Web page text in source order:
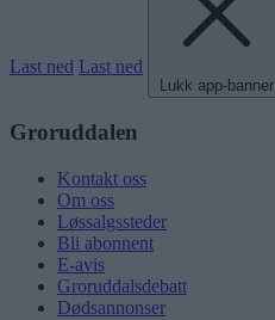
Last ned Last ned
Lukk app-banner
Groruddalen
Kontakt oss
Om oss
Løssalgssteder
Bli abonnent
E-avis
Groruddalsdebatt
Dødsannonser